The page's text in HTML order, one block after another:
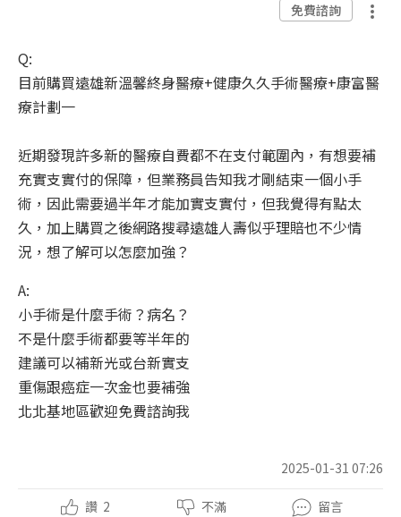
免費諮詢
Q:
目前購買遠雄新溫馨終身醫療+健康久久手術醫療+康富醫
療計劃一
近期發現許多新的醫療自費都不在支付範圍內，有想要補
充實支實付的保障，但業務員告知我才剛結束一個小手
術，因此需要過半年才能加實支實付，但我覺得有點太
久，加上購買之後網路搜尋遠雄人壽似乎理賠也不少情
況，想了解可以怎麼加強？
A:
小手術是什麼手術？病名？
不是什麼手術都要等半年的
建議可以補新光或台新實支
重傷跟癌症一次金也要補強
北北基地區歡迎免費諮詢我
2025-01-31 07:26
讚 2 不滿 留言